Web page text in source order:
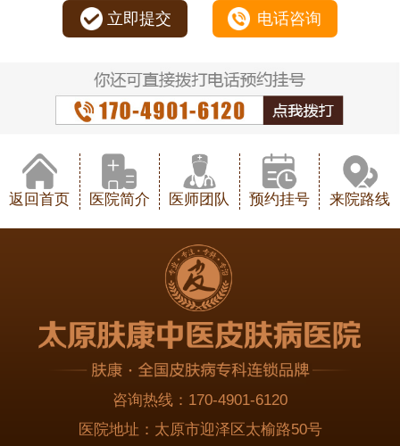
立即提交 电话咨询
返回首页 医院简介 医师团队 预约挂号 来院路线
咨询热线： 170-4901-6120
医院地址： 太原市迎泽区太榆路50号